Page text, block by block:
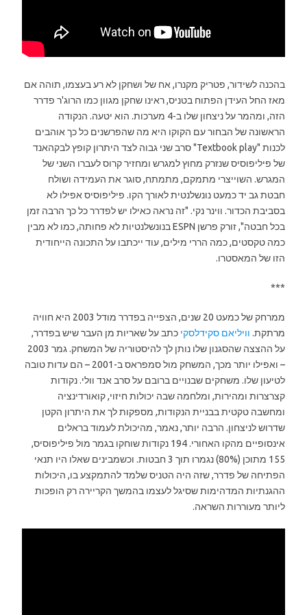
בהכנה לשידור, פטריק מקנרו, אח של ושחקן לא רע בעצמו, תוהה אם
מאז החל העידן הפתוח בטניס, ראינו שחקן מגוון כמו הרוג'ר פדרר
הזה, ומהמר על ניצחון שלו ב-4 מערכות. הוא יטעה. הנקודה
הראשונה של הבחור עם הקוקו היא מה שהפרשנים כל כך אוהבים
לכנות "Textbook play" סרב שני גבוה לצד היתרון קופץ לבקהאנד
של פיליפוסיס שנזרק מחוץ למגרש ומחזיר קרוס לעברו השני של
המגרש. השוייצרי מתמקם, מתמתח, סוגר את העמידה ושולח
חבטת גב יד כמעט נונשלנטית לאורך הקו. פיליפוסיס אפילו לא
בסביבת הכדור. ווינר נקי. "זה נראה כאילו יש לפדרר כל כך הרבה זמן
בכל חבטה", זורק פרשן ESPN בנונשלנטיות לא פחותה, כמו לא מבין
כמה טקסטים, כמה הררי מילים, עוד ייכתבו על התכונה הייחודית
הזו של המאסטרו.
***
ממרחק של כמעט 20 שנים, הצפייה בפדרר מודל 2003 היא חוויה
מרתקת. וויליאם סקידלסקי כתב על שאריות מן העבר שיש בפדרר,
על ההצצה שהסגנון שלו נותן לך להיסטוריה של המשחק. גמר 2003
– ואפילו יותר מכך, המשחק מול סמפראס ב-2001 – הם עדות טובה
לטיעון שלו. משחקים שבנויים ברובם על סרב אנד וולי. נקודות
קצרצרות ומהירות, ומלחמה שבה יכולות חיזוי, קואורדינציה
ומחשבה טקטית בבניית הנקודות, מספקות לך את היתרון הקטן
שדרוש לניצחון. הרבה יותר, נאמר, מהיכולת לעמוד בראלים
אינסופיים מהקו האחורי. 194 נקודות שוחקו בגמר מול פיליפוסיס,
155 מתוכן (80%) נגמרו תוך 3 חבטות. וכשמבינים שאלו היו תנאי
הפתיחה של פדרר, שזה היה הטניס שלמד להתמקצע בו, היכולות
ההגנתיות המדהימות שסיגל לעצמו בהמשך הקריירה רק הופכות
ליותר מעוררות השראה.